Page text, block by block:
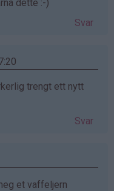
dette :-)
Svar
trengt ett nytt
Svar
et vaffeljern